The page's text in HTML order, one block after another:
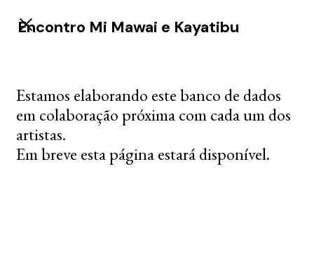
Encontro Mi Mawai e Kayatibu
Estamos elaborando este banco de dados
em colaboração próxima com cada um dos
artistas.
Em breve esta página estará disponível.